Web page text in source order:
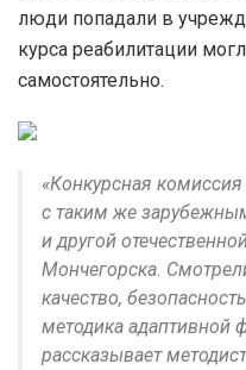
люди попадали в
курса реабилитации
самостоятельно.
«Конкурсная
с таким же
и другой
Мончегорска.
качество,
методика адаптивной
рассказывает